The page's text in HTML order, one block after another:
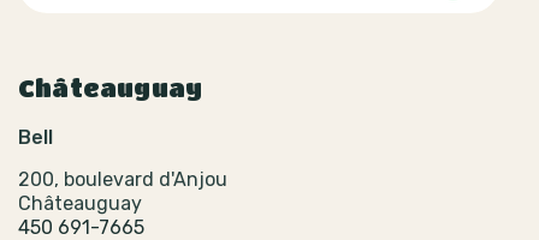
Châteauguay
Bell
200, boulevard d'Anjou
Châteauguay
450 691-7665